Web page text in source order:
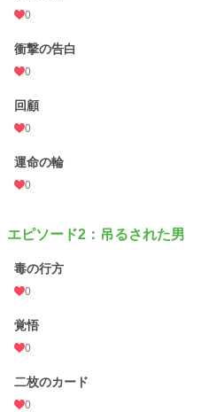
0
衝撃の告白
0
回顧
0
運命の輪
0
エピソード2：吊るされた男
毒の行方
0
覚悟
0
二枚のカード
0